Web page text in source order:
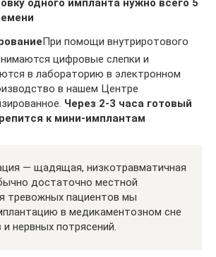
одного импланта нужно всего 5
При помощи внутриротового
цифровые слепки и
в лабораторию в электронном
в нашем Центре
Через 2-3 часа готовый
к мини-имплантам
— щадящая, низкотравматичная
достаточно местной
тревожных пациентов мы
в медикаментозном сне
нервных потрясений.